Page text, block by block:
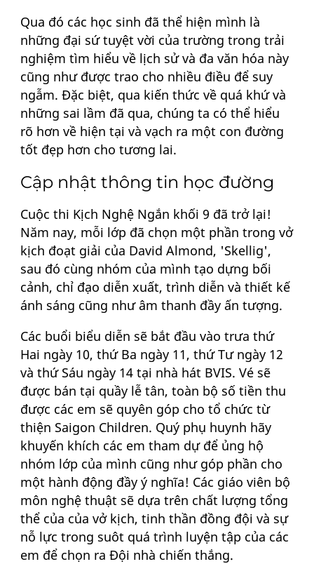
Qua đó các học sinh đã thể hiện mình là
những đại sứ tuyệt vời của trường trong trải
nghiệm tìm hiểu về lịch sử và đa văn hóa này
cũng như được trao cho nhiều điều để suy
ngẫm. Đặc biệt, qua kiến thức về quá khứ và
những sai lầm đã qua, chúng ta có thể hiểu
rõ hơn về hiện tại và vạch ra một con đường
tốt đẹp hơn cho tương lai.
Cập nhật thông tin học đường
Cuộc thi Kịch Nghệ Ngắn khối 9 đã trở lại!
Năm nay, mỗi lớp đã chọn một phần trong vở
kịch đoạt giải của David Almond, 'Skellig',
sau đó cùng nhóm của mình tạo dựng bối
cảnh, chỉ đạo diễn xuất, trình diễn và thiết kế
ánh sáng cũng như âm thanh đầy ấn tượng.
Các buổi biểu diễn sẽ bắt đầu vào trưa thứ
Hai ngày 10, thứ Ba ngày 11, thứ Tư ngày 12
và thứ Sáu ngày 14 tại nhà hát BVIS. Vé sẽ
được bán tại quầy lễ tân, toàn bộ số tiền thu
được các em sẽ quyên góp cho tổ chức từ
thiện Saigon Children. Quý phụ huynh hãy
khuyến khích các em tham dự để ủng hộ
nhóm lớp của mình cũng như góp phần cho
một hành động đầy ý nghĩa! Các giáo viên bộ
môn nghệ thuật sẽ dựa trên chất lượng tổng
thể của của vở kịch, tinh thần đồng đội và sự
nỗ lực trong suôt quá trình luyện tập của các
em để chọn ra Đội nhà chiến thắng.